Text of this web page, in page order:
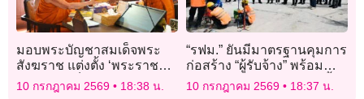
มอบพระบัญชาสมเด็จพระ
สังฆราช แต่งตั้ง ‘พระราช
วชิรโมลี’ เป็น ‘เจ้าคณะภาค
10 กรกฎาคม 2569 18:38 น.
“รฟม.” ยันมีมาตรฐานคุมการ
ก่อสร้าง “ผู้รับจ้าง” พร้อม
ชดเชยผู้ได้รับผลกระทบ “น้ำ
รั่วเข้าอุโมงค์”
10 กรกฎาคม 2569 18:37 น.